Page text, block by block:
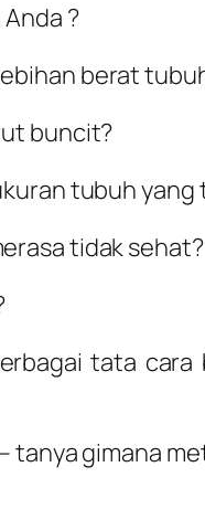
?
berat
buncit?
tubuh
tidak sehat?
tata
tanya gimana